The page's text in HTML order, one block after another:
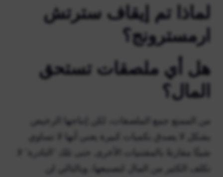
لماذا تم إيقاف سترتش
ارمسترونج؟
هل أي ملصقات تستحق
المال؟
من الممتع جمع الملصقات، لكن إنتاجها الرخيص
بشكل لا يصدق بكميات كبيرة يعني أنها لا تساوي
شيئًا مقارنةً بالمقتنيات الأخرى. حتى تلك “النادرة” لا
تكلف الكثير من المال لتصنيعها، وبالتالي لن